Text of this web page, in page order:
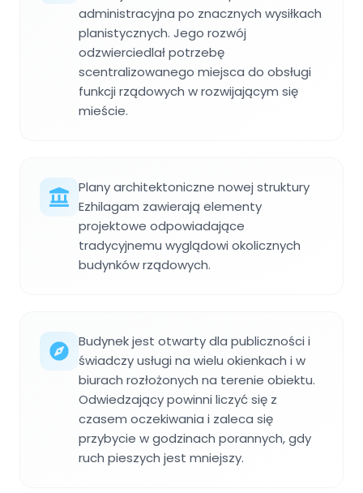
administracyjna po znacznych wysiłkach
planistycznych. Jego rozwój
odzwierciedlał potrzebę
scentralizowanego miejsca do obsługi
funkcji rządowych w rozwijającym się
mieście.
Plany architektoniczne nowej struktury
Ezhilagam zawierają elementy
projektowe odpowiadające
tradycyjnemu wyglądowi okolicznych
budynków rządowych.
Budynek jest otwarty dla publiczności i
świadczy usługi na wielu okienkach i w
biurach rozłożonych na terenie obiektu.
Odwiedzający powinni liczyć się z
czasem oczekiwania i zaleca się
przybycie w godzinach porannych, gdy
ruch pieszych jest mniejszy.